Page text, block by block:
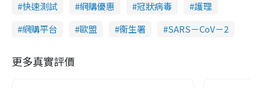
快速測試
網購優惠 冠狀病毒
護理
網購平台
歐盟 衞生署 SARS－CoV－2
更多真實評價